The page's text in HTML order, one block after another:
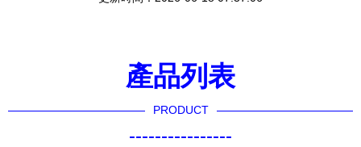
產品列表
PRODUCT
----------------